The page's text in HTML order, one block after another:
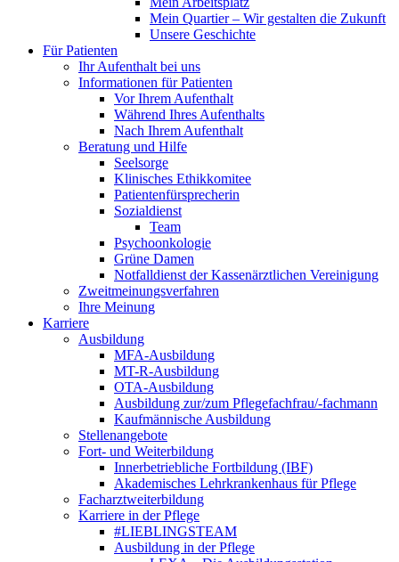
Mein Quartier – Wir gestalten die Zukunft
Unsere Geschichte
Für Patienten
Ihr Aufenthalt bei uns
Informationen für Patienten
Vor Ihrem Aufenthalt
Während Ihres Aufenthalts
Nach Ihrem Aufenthalt
Beratung und Hilfe
Seelsorge
Klinisches Ethikkomitee
Patientenfürsprecherin
Sozialdienst
Team
Psychoonkologie
Grüne Damen
Notfalldienst der Kassenärztlichen Vereinigung
Zweitmeinungsverfahren
Ihre Meinung
Karriere
Ausbildung
MFA-Ausbildung
MT-R-Ausbildung
OTA-Ausbildung
Ausbildung zur/zum Pflegefachfrau/-fachmann
Kaufmännische Ausbildung
Stellenangebote
Fort- und Weiterbildung
Innerbetriebliche Fortbildung (IBF)
Akademisches Lehrkrankenhaus für Pflege
Facharztweiterbildung
Karriere in der Pflege
#LIEBLINGSTEAM
Ausbildung in der Pflege